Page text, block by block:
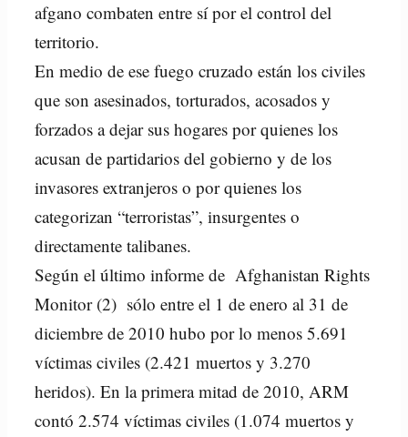
afgano combaten entre sí por el control del
territorio.
En medio de ese fuego cruzado están los civiles
que son asesinados, torturados, acosados y
forzados a dejar sus hogares por quienes los
acusan de partidarios del gobierno y de los
invasores extranjeros o por quienes los
categorizan “terroristas”, insurgentes o
directamente talibanes.
Según el último informe de Afghanistan Rights
Monitor (2) sólo entre el 1 de enero al 31 de
diciembre de 2010 hubo por lo menos 5.691
víctimas civiles (2.421 muertos y 3.270
heridos). En la primera mitad de 2010, ARM
contó 2.574 víctimas civiles (1.074 muertos y